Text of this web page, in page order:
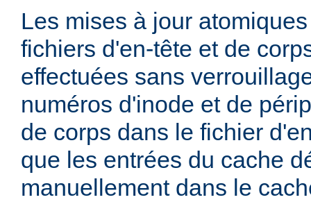
Les mises à jour
fichiers d'en-tête et de
effectuées sans
numéros d'inode et de
de corps dans le fichier
que les entrées du cache
manuellement dans le